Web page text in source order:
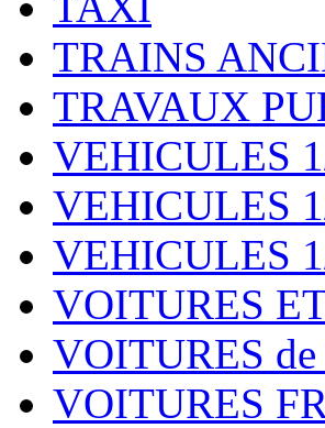
TRAINS
TRAVAUX
VEHICULES
VEHICULES
VEHICULES
VOITURES
VOITURES
VOITURES